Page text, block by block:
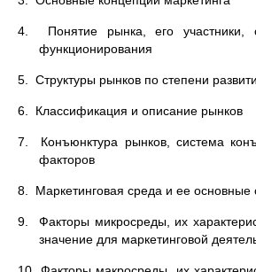
4. Понятие рынка, его участники,
функционирования
5. Структуры рынков по степени
6. Классификация и описание рынков
7. Конъюнктура рынков, система
факторов
8. Маркетинговая среда и ее
9. Факторы микросреды, их
значение для маркетинговой